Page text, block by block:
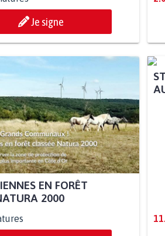
Je signe
EN FORÊT
2000